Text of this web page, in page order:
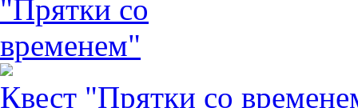
Квест "Прятки со